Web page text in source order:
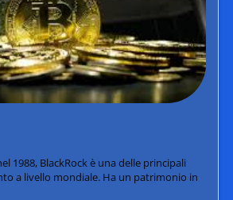
1988, BlackRock è una delle principali
a livello mondiale. Ha un patrimonio in